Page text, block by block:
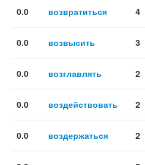
0.0 возвратиться 4
0.0 возвысить 3
0.0 возглавлять 2
0.0 воздействовать 2
0.0 воздержаться 2